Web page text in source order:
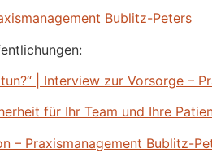
Bublitz-Peters
| Interview zur Vorsorge –
für Ihr Team und Ihre
– Praxismanagement Bublitz-